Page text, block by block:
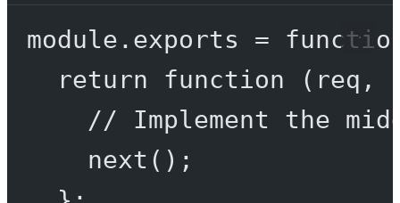
module . exports =
return
function ( req ,
// Implement the
next ();